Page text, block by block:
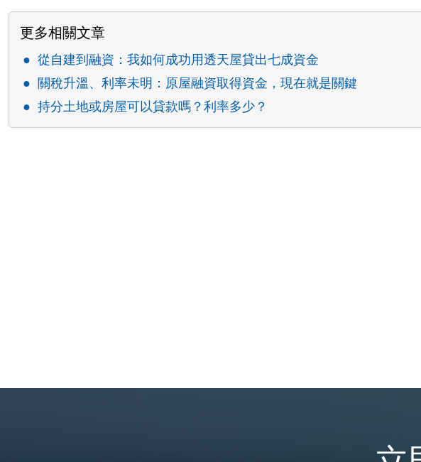
更多相關文章
從自建到融資：我如何成功用透天屋貸出七成資金
關稅升溫、利率未明：原屋融資取得資金，現在就是關鍵
持分土地或房屋可以貸款嗎？利率多少？